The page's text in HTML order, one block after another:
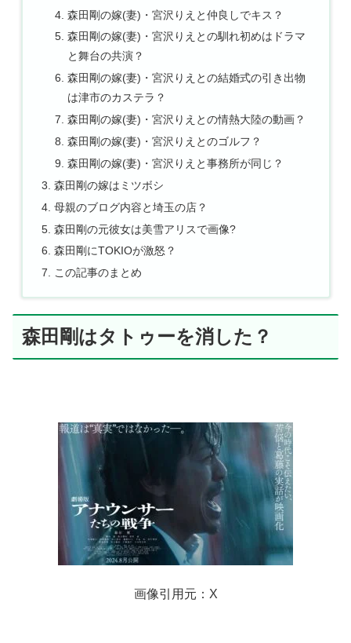
森田剛の嫁(妻)・宮沢りえと仲良しでキス？
森田剛の嫁(妻)・宮沢りえとの馴れ初めはドラマ
と舞台の共演？
森田剛の嫁(妻)・宮沢りえとの結婚式の引き出物
は津市のカステラ？
森田剛の嫁(妻)・宮沢りえとの情熱大陸の動画？
森田剛の嫁(妻)・宮沢りえとのゴルフ？
森田剛の嫁(妻)・宮沢りえと事務所が同じ？
森田剛の嫁はミツボシ
母親のブログ内容と埼玉の店？
森田剛の元彼女は美雪アリスで画像?
森田剛にTOKIOが激怒？
この記事のまとめ
森田剛はタトゥーを消した？
画像引用元：X